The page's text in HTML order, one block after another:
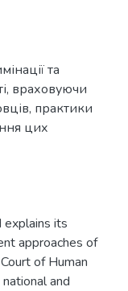
та
враховуючи
практики
цих
explains its
approaches of
of Human
and